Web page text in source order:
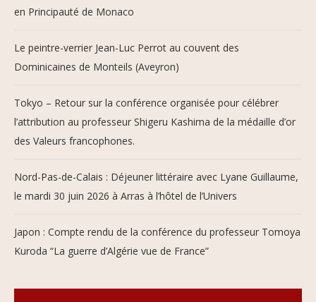
en Principauté de Monaco
Le peintre-verrier Jean-Luc Perrot au couvent des
Dominicaines de Monteils (Aveyron)
Tokyo – Retour sur la conférence organisée pour célébrer
l’attribution au professeur Shigeru Kashima de la médaille d’or
des Valeurs francophones.
Nord-Pas-de-Calais : Déjeuner littéraire avec Lyane Guillaume,
le mardi 30 juin 2026 à Arras à l’hôtel de l’Univers
Japon : Compte rendu de la conférence du professeur Tomoya
Kuroda “La guerre d’Algérie vue de France”